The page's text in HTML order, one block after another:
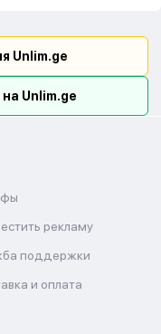
Unlim.ge
Unlim.ge
рекламу
поддержки
и оплата